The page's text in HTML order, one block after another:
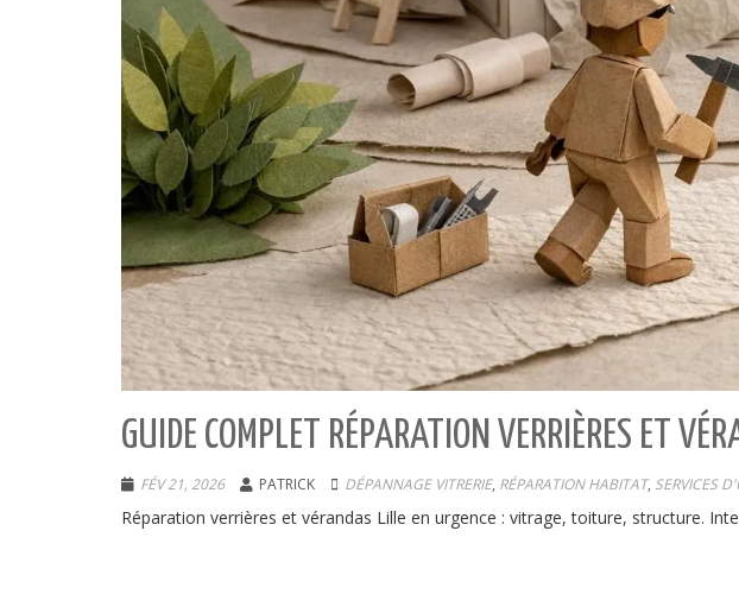
GUIDE COMPLET RÉPARATION VERRIÈRES ET
FÉV 21, 2026 PATRICK DÉPANNAGE VITRERIE, RÉPARATION HABITAT, SERVICES
Réparation verrières et vérandas Lille en urgence : vitrage, toiture, structure.